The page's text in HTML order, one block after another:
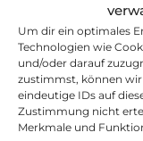
Um dir ein optimales
Technologien wie
und/oder darauf
zustimmst, können
eindeutige IDs auf
Zustimmung nicht
Merkmale und
Wunschkurs
Keine Sorge.
Kursangebot.
unserer
Newsletter